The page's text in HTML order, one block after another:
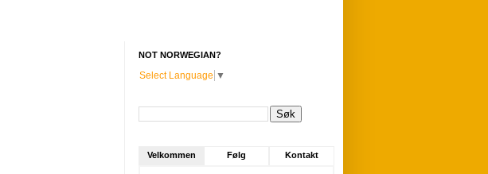
NOT NORWEGIAN?
Select Language ▼
Velkommen Følg Kontakt